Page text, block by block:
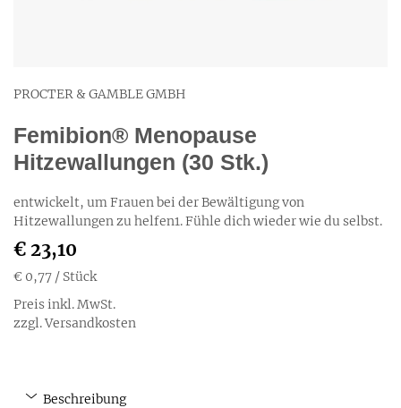
PROCTER & GAMBLE GMBH
Femibion® Menopause
Hitzewallungen (30 Stk.)
entwickelt, um Frauen bei der Bewältigung von
Hitzewallungen zu helfen1. Fühle dich wieder wie du selbst.
€ 23,10
€ 0,77 / Stück
Preis inkl. MwSt.
zzgl. Versandkosten
Beschreibung